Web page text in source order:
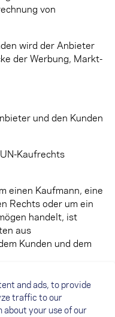
von
wird der Anbieter
der Werbung, Markt-
und den Kunden
Kaufrechts
einen Kaufmann, eine
Rechts oder um ein
handelt, ist
aus
Kunden und dem
Unwirksamkeit
Teilen verbindlich.
and ads, to provide
traffic to our
your use of our